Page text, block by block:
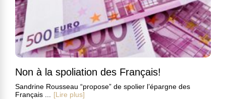
Non à la spoliation des Français!
Sandrine Rousseau “propose” de spolier l’épargne des
Français ...
[Lire plus]